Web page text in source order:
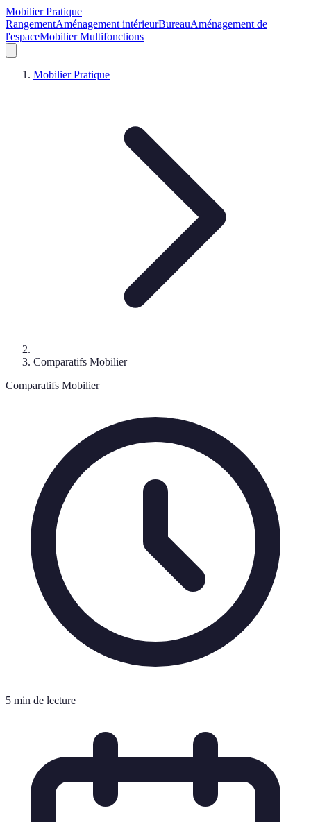
Mobilier Pratique
RangementAménagement intérieurBureauAménagement de
l'espaceMobilier Multifonctions
Mobilier Pratique
Comparatifs Mobilier
Comparatifs Mobilier
5 min de lecture